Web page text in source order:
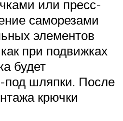
или пресс-
саморезами
элементов
при подвижках
будет
под шляпки. После
крючки